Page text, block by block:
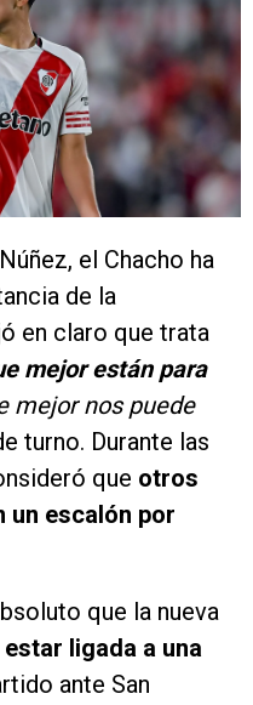
el Chacho ha
de la
en claro que trata
mejor están para
mejor nos puede
turno. Durante las
que otros
un escalón por
que la nueva
estar ligada a una
ante San